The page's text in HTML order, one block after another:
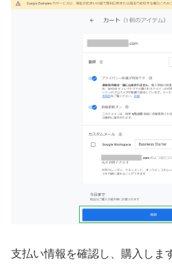
支払い情報を確認し、購入しま